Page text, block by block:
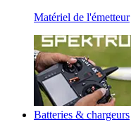
Matériel de l'émetteur
Batteries & chargeurs